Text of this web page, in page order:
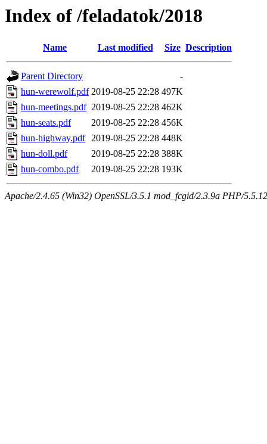
Index of /feladatok/2018
Name Last modified Size Description
Parent Directory
-
hun-werewolf.pdf 2019-08-25 22:28 497K
hun-meetings.pdf 2019-08-25 22:28 462K
hun-seats.pdf
2019-08-25 22:28 456K
hun-highway.pdf 2019-08-25 22:28 448K
hun-doll.pdf
2019-08-25 22:28 388K
hun-combo.pdf
2019-08-25 22:28 193K
Apache/2.4.65 (Win32) OpenSSL/3.5.1 mod_fcgid/2.3.9a PHP/